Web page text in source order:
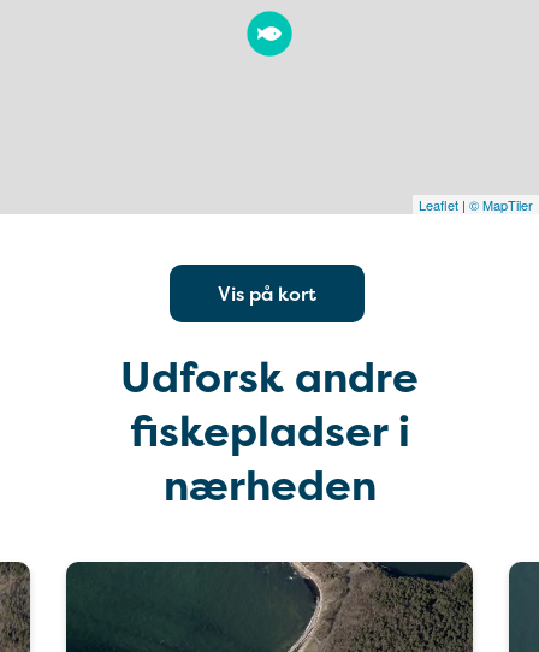
Leaflet | © MapTiler
Vis på kort
Udforsk andre
fiskepladser i
nærheden